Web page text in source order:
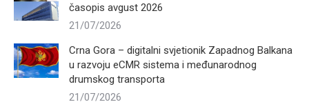
časopis avgust 2026
21/07/2026
Crna Gora – digitalni svjetionik Zapadnog Balkana
u razvoju eCMR sistema i međunarodnog
drumskog transporta
21/07/2026